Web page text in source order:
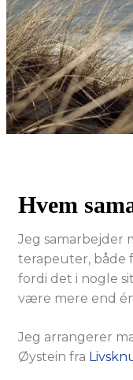
Hvem
Jeg samarbejder
terapeuter, både
fordi det i nogle
være mere end
Jeg arrangerer
Øystein fra